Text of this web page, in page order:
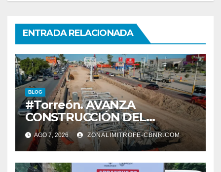
ENTRADA RELACIONADA
BLOG
#Torreón. AVANZA
CONSTRUCCIÓN DEL
SISTEMA VIAL ORIENTE,
SOBRE BULEVAR
REVOLUCIÓN
AGO 7, 2026 ZONALIMITROFE-CBNR.COM